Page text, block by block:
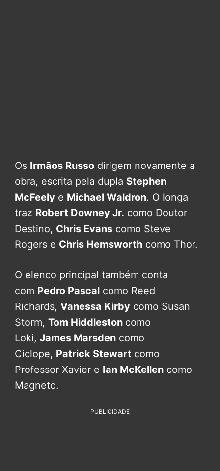
Os Irmãos Russo dirigem novamente a
obra, escrita pela dupla Stephen
McFeely e Michael Waldron. O longa
traz Robert Downey Jr. como Doutor
Destino, Chris Evans como Steve
Rogers e Chris Hemsworth como Thor.
O elenco principal também conta
com Pedro Pascal como Reed
Richards, Vanessa Kirby como Susan
Storm, Tom Hiddleston como
Loki, James Marsden como
Ciclope, Patrick Stewart como
Professor Xavier e Ian McKellen como
Magneto.
PUBLICIDADE